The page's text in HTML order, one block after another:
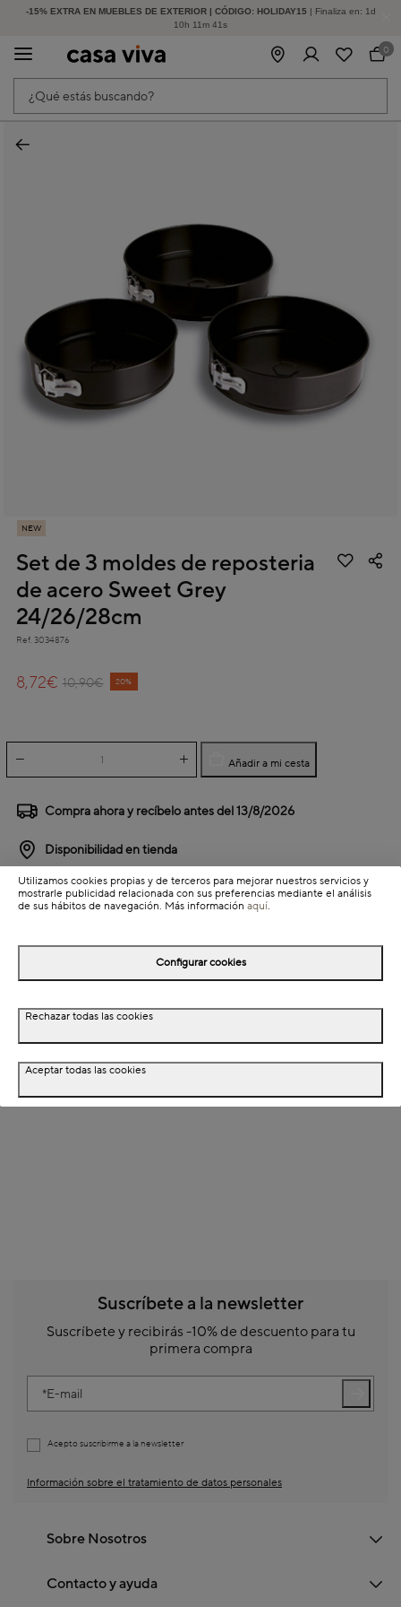
-15% EXTRA EN MUEBLES DE EXTERIOR | CÓDIGO: HOLIDAY15 | Finaliza en: 1d
10h 11m 41s
HASTA -60% DE DESCUENTO | SEGUNDAS REBAJAS
¿Qué estás buscando?
0
NEW
Set de 3 moldes de reposteria
de acero Sweet Grey
24/26/28cm
Ref. 3034876
Price reduced from
10,90€
to 20%
8,72€
Añadir a mi cesta
Compra ahora y recíbelo antes del13/8/2026
Disponibilidad en tienda
Detalles del producto
Información de envío
Detalles del producto
Descripción
Suscríbete a la newsletter
Suscríbete y recibirás -10% de descuento para tu
primera compra
E-mail
Acepto suscribirme a la newsletter
Información sobre el tratamiento de datos personales
Sobre Nosotros
Contacto y ayuda
Utilizamos cookies propias y de terceros para mejorar nuestros servicios y
mostrarle publicidad relacionada con sus preferencias mediante el análisis
de sus hábitos de navegación. Más información aquí.
Configurar cookies
Rechazar todas las cookies
Aceptar todas las cookies